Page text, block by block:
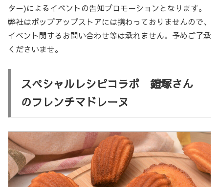
ター)によるイベントの告知プロモーションとなります。
弊社はポップアップストアには携わっておりませんので、
イベント関するお問い合わせ等は承れません。予めご了承
くださいませ。
スペシャルレシピコラボ 鎧塚さん
のフレンチマドレーヌ